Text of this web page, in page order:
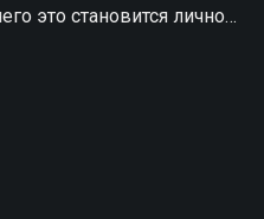
это становится личной
уже не вернуть,
ложится только на
превращается в
Спустя годы в семье
вещи. Дети